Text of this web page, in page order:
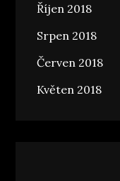
Říjen 2018
Srpen 2018
Červen 2018
Květen 2018